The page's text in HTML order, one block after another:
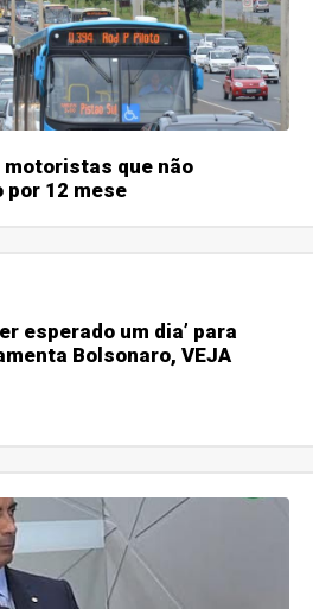
que não
12 mese
esperado um dia’ para
Bolsonaro, VEJA